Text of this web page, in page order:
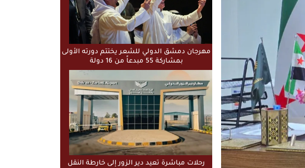
مهرجان دمشق الدولي للشعر يختتم دورته الأولى
بمشاركة 55 مبدعاً من 16 دولة
رحلات مباشرة تعيد دير الزور إلى خارطة النقل